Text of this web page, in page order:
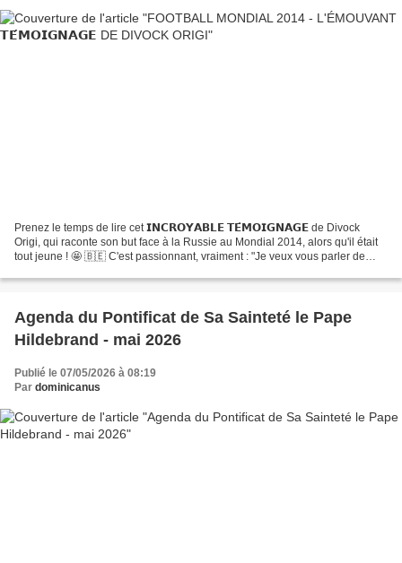
Prenez le temps de lire cet 𝗜𝗡𝗖𝗥𝗢𝗬𝗔𝗕𝗟𝗘 𝗧𝗘́𝗠𝗢𝗜𝗚𝗡𝗔𝗚𝗘 de Divock
Origi, qui raconte son but face à la Russie au Mondial 2014, alors qu'il était
tout jeune ! 🤩 🇧🇪 C'est passionnant, vraiment : "Je veux vous parler de
Agenda du Pontificat de Sa Sainteté le Pape
Hildebrand - mai 2026
Publié le 07/05/2026 à 08:19
Par dominicanus